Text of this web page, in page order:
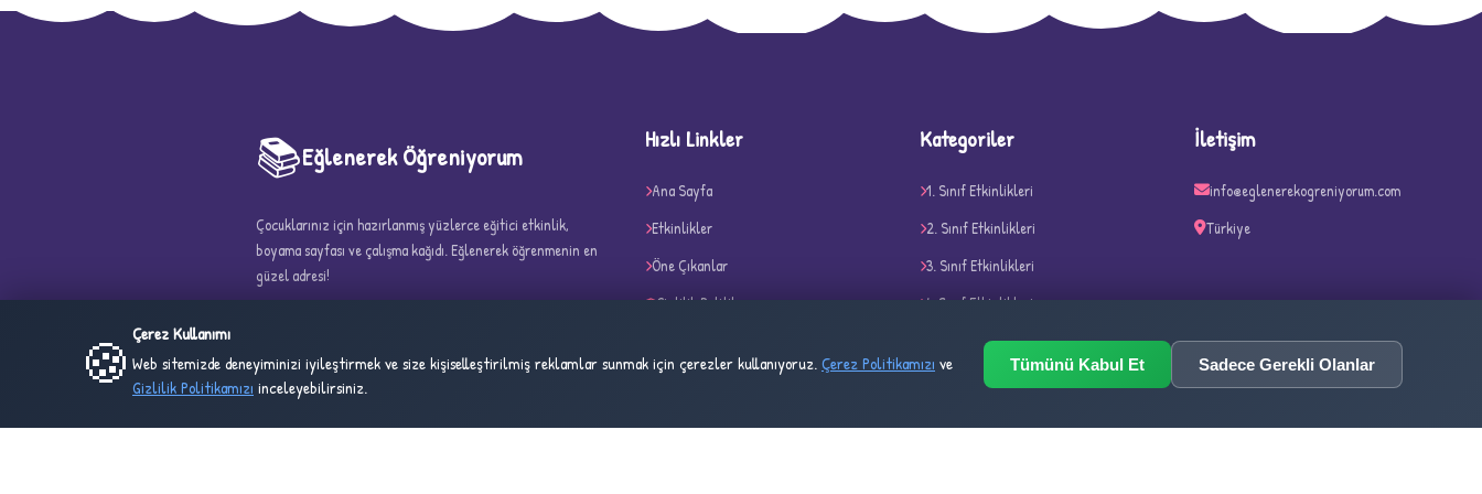
5
📚Eğlenerek Öğreniyorum
Çocuklarınız için hazırlanmış yüzlerce eğitici etkinlik,
boyama sayfası ve çalışma kağıdı. Eğlenerek öğrenmenin en
güzel adresi!
Hızlı Linkler
Ana Sayfa
Etkinlikler
Öne Çıkanlar
Gizlilik Politikası
Kullanım Şartları
Kategoriler
1. Sınıf Etkinlikleri
2. Sınıf Etkinlikleri
3. Sınıf Etkinlikleri
4. Sınıf Etkinlikleri
Belirli Gün ve Haftalar
Akıl ve Zeka Oyunları
İletişim
info@eglenerekogreniyorum.com
Türkiye
🍪 Çerez Kullanımı
Web sitemizde deneyiminizi iyileştirmek ve size kişiselleştirilmiş reklamlar sunmak için çerezler kullanıyoruz.Çerez Politikamızı ve
Gizlilik Politikamızı inceleyebilirsiniz.
Tümünü Kabul Et Sadece Gerekli Olanlar